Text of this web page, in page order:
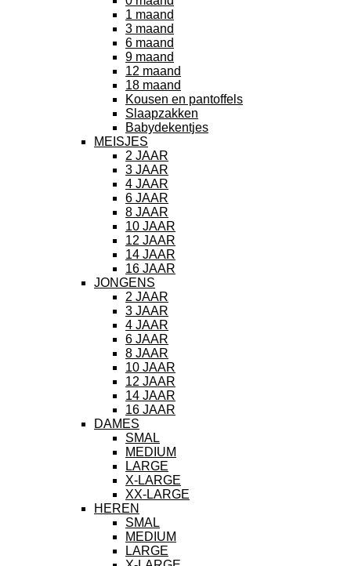
1 maand
3 maand
6 maand
9 maand
12 maand
18 maand
Kousen en pantoffels
Slaapzakken
Babydekentjes
MEISJES
2 JAAR
3 JAAR
4 JAAR
6 JAAR
8 JAAR
10 JAAR
12 JAAR
14 JAAR
16 JAAR
JONGENS
2 JAAR
3 JAAR
4 JAAR
6 JAAR
8 JAAR
10 JAAR
12 JAAR
14 JAAR
16 JAAR
DAMES
SMAL
MEDIUM
LARGE
X-LARGE
XX-LARGE
HEREN
SMAL
MEDIUM
LARGE